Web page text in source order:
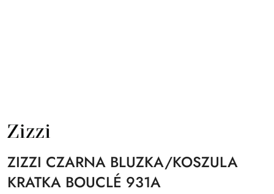
NAZWA
PRODUCENTA:
ZIZZI CZARNA BLUZKA/KOSZULA
KRATKA BOUCLÉ 931A